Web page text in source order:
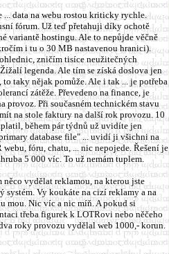
... data na webu rostou kriticky rychle.
fórum. Už teď přetahuji díky ochotě
variantě hostingu. Ale to nepůjde věčně
i tu o 30 MB nastavenou hranici).
zničím tisíce neužitečných
legenda. Ale tím se získá doslova jen
taky nějak pomůže. Ale i tak ... je potřeba
zátěže. Převedeno na finance, je
provoz. Při současném technickém stavu
na stole faktury na další rok provozu. 10
během pár týdnů už uvidíte jen
database file" ... uvidí ji všichni na
fóru, chatu, ... nic nepojede. Řešení je
5 000 víc. To už nemám tuplem.
vydělat reklamou, na kterou jste
systém. Vy koukáte na cizí reklamy a na
mou. Nic víc a nic míň. A pokud si
třeba figurek k LOTRovi nebo něčeho
roky provozu vydělal web 1000,- korun.